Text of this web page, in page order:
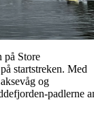
på Store
startstreken. Med
og
padlerne